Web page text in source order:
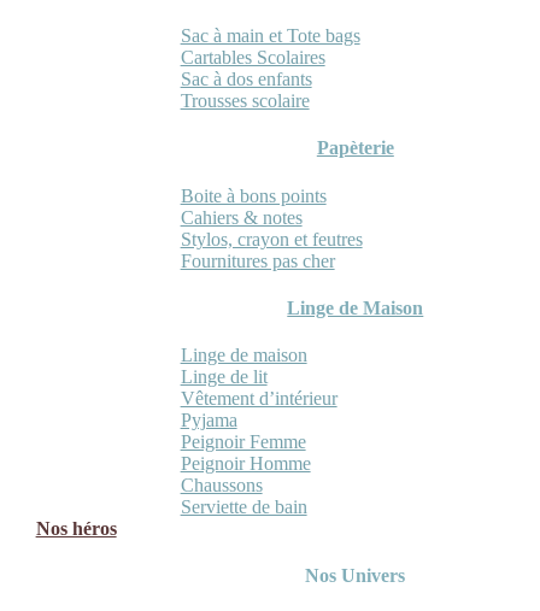
Sac à main et Tote bags
Cartables Scolaires
Sac à dos enfants
Trousses scolaire
Papèterie
Boite à bons points
Cahiers & notes
Stylos, crayon et feutres
Fournitures pas cher
Linge de Maison
Linge de maison
Linge de lit
Vêtement d’intérieur
Pyjama
Peignoir Femme
Peignoir Homme
Chaussons
Serviette de bain
Nos héros
Nos Univers